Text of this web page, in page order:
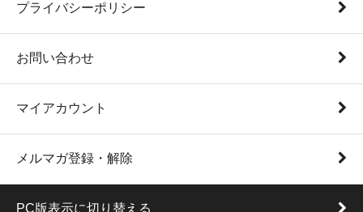
プライバシーポリシー
お問い合わせ
マイアカウント
メルマガ登録・解除
PC版表示に切り替える